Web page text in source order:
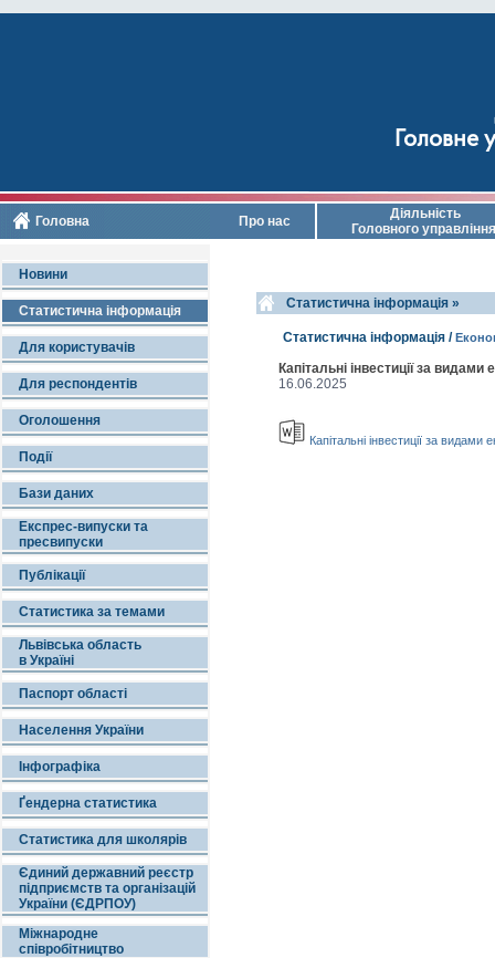
Головне
Головна Про нас
Діяльність
Головного управління
Новини
Статистична інформація
Для користувачів
Для респондентів
Оголошення
Події
Бази даних
Експрес-випуски та
пресвипуски
Публікації
Статистика за темами
Львівська область
в Україні
Паспорт області
Населення України
Інфографіка
Ґендерна статистика
Статистика для школярів
Єдиний державний реєстр
підприємств та організацій
України (ЄДРПОУ)
Міжнародне
співробітництво
Cтатистична інформація »
Cтатистична інформація /
Капітальні інвестиції за
16.06.2025
Капітальні інвестиції за видами